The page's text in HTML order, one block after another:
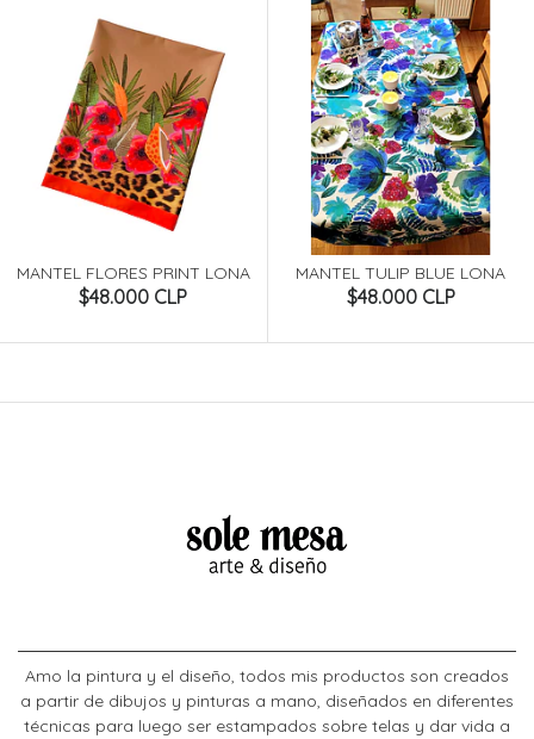
MANTEL FLORES PRINT LONA
$48.000 CLP
MANTEL TULIP BLUE LONA
$48.000 CLP
Amo la pintura y el diseño, todos mis productos son creados
a partir de dibujos y pinturas a mano, diseñados en diferentes
técnicas para luego ser estampados sobre telas y dar vida a